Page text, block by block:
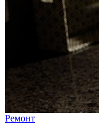
Ремонт